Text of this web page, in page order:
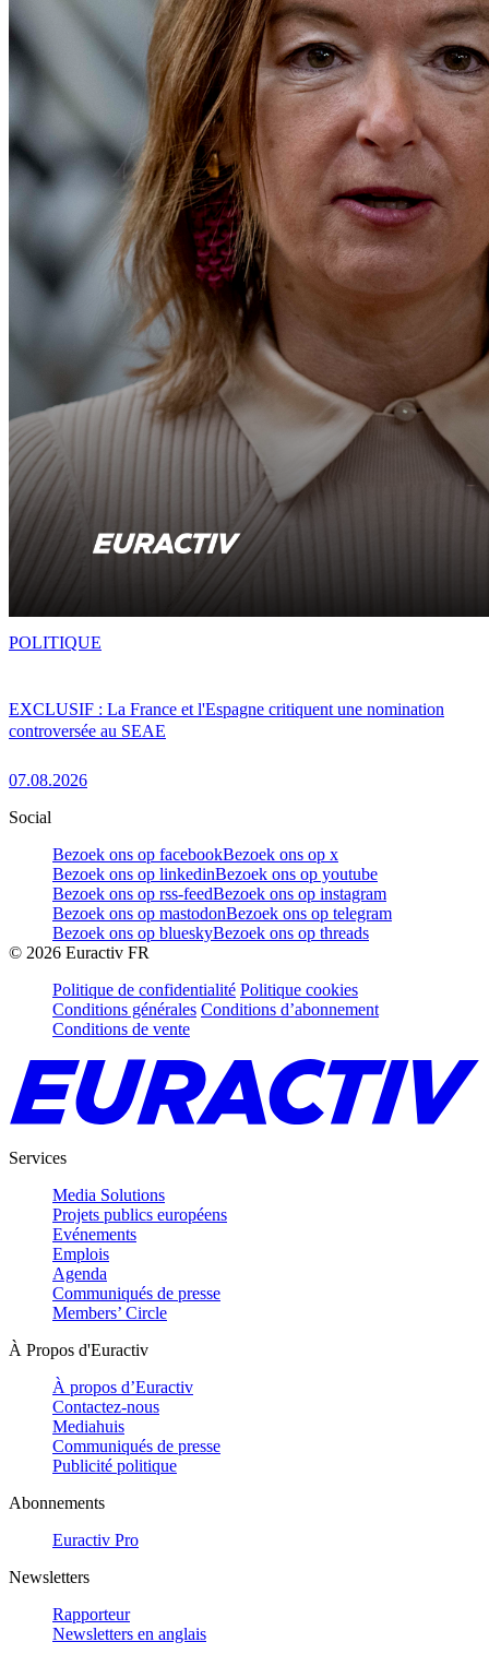
EXCLUSIF : La France et l'Espagne critiquent une nomination
controversée au SEAE
07.08.2026
POLITIQUE
Social
Bezoek ons op facebookBezoek ons op x
Bezoek ons op linkedinBezoek ons op youtube
Bezoek ons op rss-feedBezoek ons op instagram
Bezoek ons op mastodonBezoek ons op telegram
Bezoek ons op blueskyBezoek ons op threads
© 2026 Euractiv FR
Politique de confidentialité Politique cookies
Conditions générales Conditions d’abonnement
Conditions de vente
Services
Media Solutions
Projets publics européens
Evénements
Emplois
Agenda
Communiqués de presse
Members’ Circle
À Propos d'Euractiv
À propos d’Euractiv
Contactez-nous
Mediahuis
Communiqués de presse
Publicité politique
Abonnements
Euractiv Pro
Newsletters
Rapporteur
Newsletters en anglais